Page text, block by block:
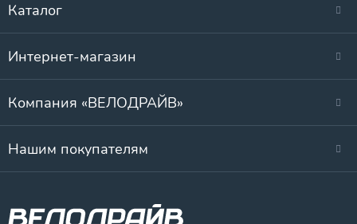
Каталог
Интернет-магазин
Компания «ВЕЛОДРАЙВ»
Нашим покупателям